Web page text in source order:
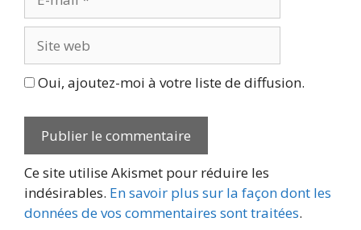
mail
web
Oui, ajoutez-moi à votre liste de diffusion.
Ce site utilise Akismet pour réduire les
indésirables. En savoir plus sur la façon dont les
données de vos commentaires sont traitées.